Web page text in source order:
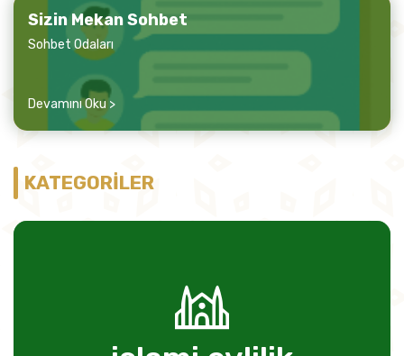
Sizin Mekan Sohbet
Sohbet Odaları
Devamını Oku >
KATEGORİLER